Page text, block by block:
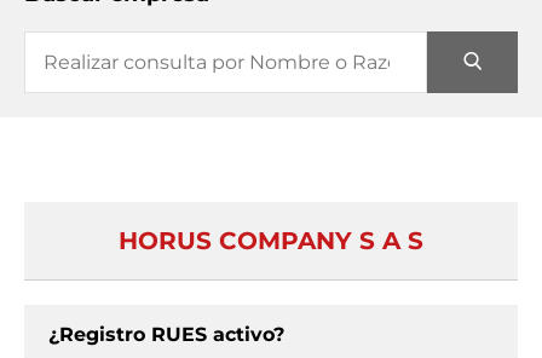
HORUS COMPANY S A S
¿Registro RUES activo?